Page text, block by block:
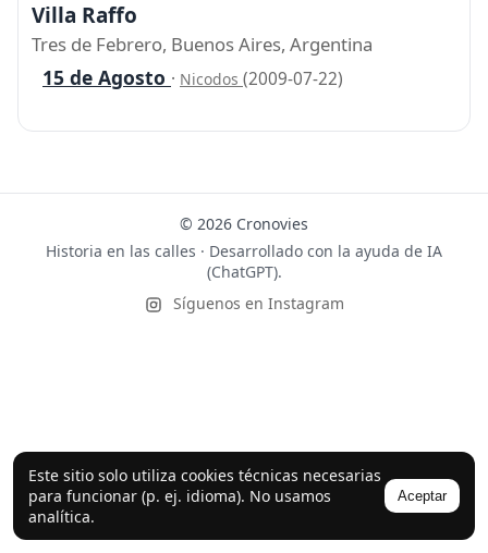
Este sitio solo utiliza cookies técnicas necesarias
para funcionar (p. ej. idioma). No usamos
analítica.
Aceptar
Villa Raffo
Tres de Febrero, Buenos Aires, Argentina
15 de Agosto · Nicodos (2009-07-22)
© 2026 Cronovies
Historia en las calles · Desarrollado con la ayuda de IA
(ChatGPT).
Síguenos en Instagram